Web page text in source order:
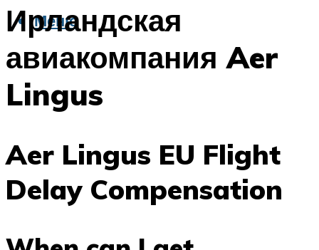
Меню
Ирландская
авиакомпания Aer
Lingus
Aer Lingus EU Flight
Delay Compensation